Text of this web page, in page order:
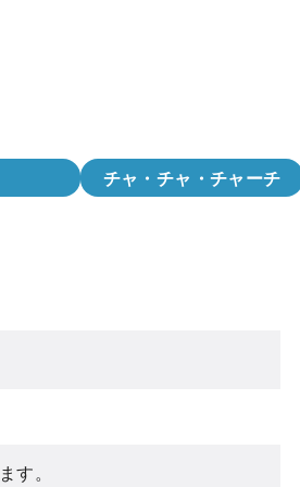
チャ・チャ・チャーチ
す。